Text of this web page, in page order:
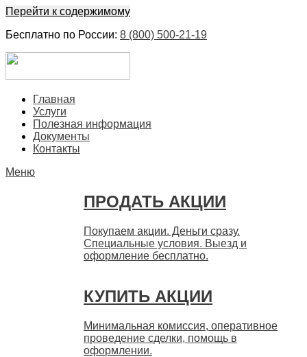
Перейти к содержимому
Бесплатно по России: 8 (800) 500-21-19
БыстроГлавная
Услуги
Полезная информация
Документы
Контакты
Меню
ПРОДАТЬ АКЦИИ
Покупаем акции. Деньги сразу.
Специальные условия. Выезд и
оформление бесплатно.
КУПИТЬ АКЦИИ
Минимальная комиссия, оперативное
проведение сделки, помощь в
оформлении.